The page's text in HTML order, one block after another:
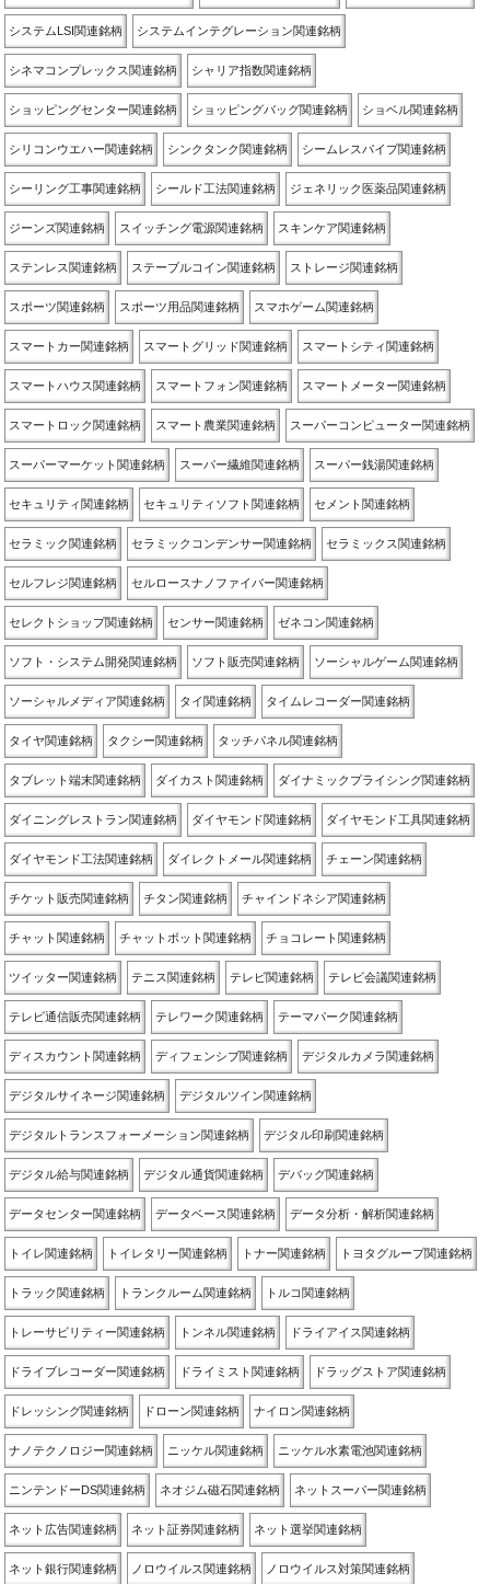
システムLSI関連銘柄 システムインテグレーション関連銘柄
シネマコンプレックス関連銘柄 シャリア指数関連銘柄
ショッピングセンター関連銘柄 ショッピングバッグ関連銘柄 ショベル関連銘柄
シリコンウエハー関連銘柄 シンクタンク関連銘柄 シームレスパイプ関連銘柄
シーリング工事関連銘柄 シールド工法関連銘柄 ジェネリック医薬品関連銘柄
ジーンズ関連銘柄 スイッチング電源関連銘柄 スキンケア関連銘柄
ステンレス関連銘柄 ステーブルコイン関連銘柄 ストレージ関連銘柄
スポーツ関連銘柄 スポーツ用品関連銘柄 スマホゲーム関連銘柄
スマートカー関連銘柄 スマートグリッド関連銘柄 スマートシティ関連銘柄
スマートハウス関連銘柄 スマートフォン関連銘柄 スマートメーター関連銘柄
スマートロック関連銘柄 スマート農業関連銘柄 スーパーコンピューター関連銘柄
スーパーマーケット関連銘柄 スーパー繊維関連銘柄 スーパー銭湯関連銘柄
セキュリティ関連銘柄 セキュリティソフト関連銘柄 セメント関連銘柄
セラミック関連銘柄 セラミックコンデンサー関連銘柄 セラミックス関連銘柄
セルフレジ関連銘柄 セルロースナノファイバー関連銘柄
セレクトショップ関連銘柄 センサー関連銘柄 ゼネコン関連銘柄
ソフト・システム開発関連銘柄 ソフト販売関連銘柄 ソーシャルゲーム関連銘柄
ソーシャルメディア関連銘柄 タイ関連銘柄 タイムレコーダー関連銘柄
タイヤ関連銘柄 タクシー関連銘柄 タッチパネル関連銘柄
タブレット端末関連銘柄 ダイカスト関連銘柄 ダイナミックプライシング関連銘柄
ダイニングレストラン関連銘柄 ダイヤモンド関連銘柄 ダイヤモンド工具関連銘柄
ダイヤモンド工法関連銘柄 ダイレクトメール関連銘柄 チェーン関連銘柄
チケット販売関連銘柄 チタン関連銘柄 チャインドネシア関連銘柄
チャット関連銘柄 チャットボット関連銘柄 チョコレート関連銘柄
ツイッター関連銘柄 テニス関連銘柄 テレビ関連銘柄 テレビ会議関連銘柄
テレビ通信販売関連銘柄 テレワーク関連銘柄 テーマパーク関連銘柄
ディスカウント関連銘柄 ディフェンシブ関連銘柄 デジタルカメラ関連銘柄
デジタルサイネージ関連銘柄 デジタルツイン関連銘柄
デジタルトランスフォーメーション関連銘柄 デジタル印刷関連銘柄
デジタル給与関連銘柄 デジタル通貨関連銘柄 デバッグ関連銘柄
データセンター関連銘柄 データベース関連銘柄 データ分析・解析関連銘柄
トイレ関連銘柄 トイレタリー関連銘柄 トナー関連銘柄 トヨタグループ関連銘柄
トラック関連銘柄 トランクルーム関連銘柄 トルコ関連銘柄
トレーサビリティー関連銘柄 トンネル関連銘柄 ドライアイス関連銘柄
ドライブレコーダー関連銘柄 ドライミスト関連銘柄 ドラッグストア関連銘柄
ドレッシング関連銘柄 ドローン関連銘柄 ナイロン関連銘柄
ナノテクノロジー関連銘柄 ニッケル関連銘柄 ニッケル水素電池関連銘柄
ニンテンドーDS関連銘柄 ネオジム磁石関連銘柄 ネットスーパー関連銘柄
ネット広告関連銘柄 ネット証券関連銘柄 ネット選挙関連銘柄
ネット銀行関連銘柄 ノロウイルス関連銘柄 ノロウイルス対策関連銘柄